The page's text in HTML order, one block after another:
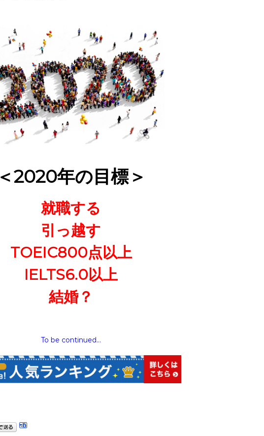
＜2020年の目標＞
就職する
引っ越す
TOEIC800点以上
IELTS6.0以上
結婚？
To be continued…